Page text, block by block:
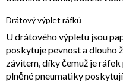
Drátový výplet ráfků
U drátového výpletu jsou
poskytuje pevnost a dlouho
závitem, díky čemuž je
plněné pneumatiky